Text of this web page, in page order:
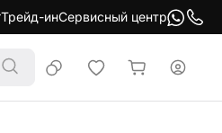
Трейд-инСервисный центр